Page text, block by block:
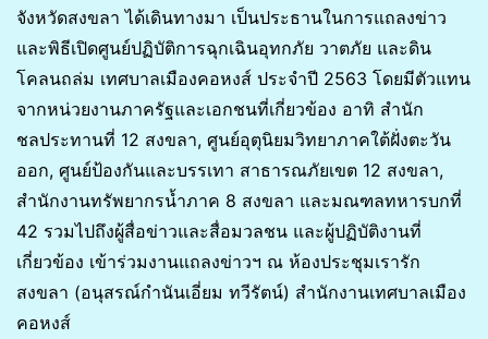
จังหวัดสงขลา ได้เดินทางมา เป็นประธานในการแถลงข่าว
และพิธีเปิดศูนย์ปฏิบัติการฉุกเฉินอุทกภัย วาตภัย และดิน
โคลนถล่ม เทศบาลเมืองคอหงส์ ประจำปี 2563 โดยมีตัวแทน
จากหน่วยงานภาครัฐและเอกชนที่เกี่ยวข้อง อาทิ สำนัก
ชลประทานที่ 12 สงขลา, ศูนย์อุตุนิยมวิทยาภาคใต้ฝั่งตะวัน
ออก, ศูนย์ป้องกันและบรรเทา สาธารณภัยเขต 12 สงขลา,
สำนักงานทรัพยากรน้ำภาค 8 สงขลา และมณฑลทหารบกที่
42 รวมไปถึงผู้สื่อข่าวและสื่อมวลชน และผู้ปฏิบัติงานที่
เกี่ยวข้อง เข้าร่วมงานแถลงข่าวฯ ณ ห้องประชุมเรารัก
สงขลา (อนุสรณ์กำนันเอี่ยม ทวีรัตน์) สำนักงานเทศบาลเมือง
คอหงส์